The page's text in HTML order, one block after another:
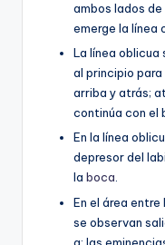
ambos lados de
emerge la línea
La línea oblicua
al principio
arriba y atrás;
continúa con el
En la línea
depresor del
la boca.
En el área entre
se observan
a: las